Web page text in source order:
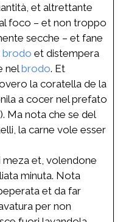
et altrettante
foco – et non troppo
secche – et fane
brodo et distempera
nelbrodo. Et
la coratella de la
a cocer nel prefato
Ma nota che se del
la carne vole esser
meza et, volendone
minuta. Nota
et da far
per non